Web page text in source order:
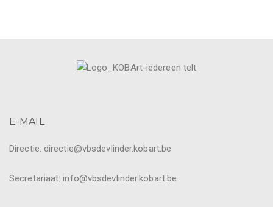
E-MAIL
Directie: directie@vbsdevlinder.kobart.be
Secretariaat: info@vbsdevlinder.kobart.be